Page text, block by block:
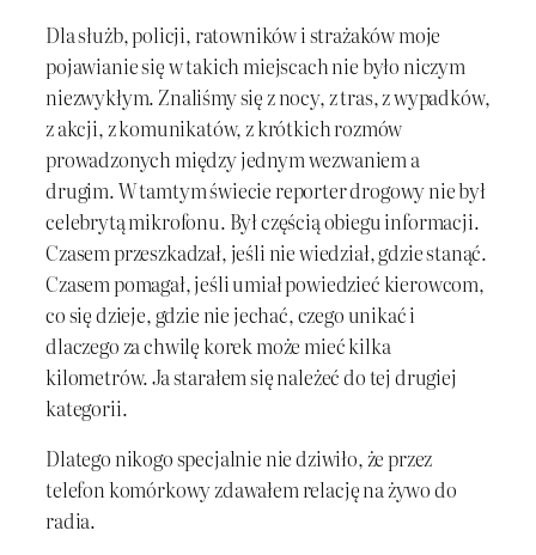
Dla służb, policji, ratowników i strażaków moje
pojawianie się w takich miejscach nie było niczym
niezwykłym. Znaliśmy się z nocy, z tras, z wypadków,
z akcji, z komunikatów, z krótkich rozmów
prowadzonych między jednym wezwaniem a
drugim. W tamtym świecie reporter drogowy nie był
celebrytą mikrofonu. Był częścią obiegu informacji.
Czasem przeszkadzał, jeśli nie wiedział, gdzie stanąć.
Czasem pomagał, jeśli umiał powiedzieć kierowcom,
co się dzieje, gdzie nie jechać, czego unikać i
dlaczego za chwilę korek może mieć kilka
kilometrów. Ja starałem się należeć do tej drugiej
kategorii.
Dlatego nikogo specjalnie nie dziwiło, że przez
telefon komórkowy zdawałem relację na żywo do
radia.